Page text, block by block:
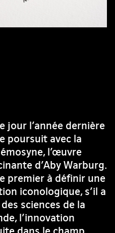
jour l’année dernière
poursuit avec la
l’œuvre
d’Aby Warburg.
premier à définir une
iconologique, s’il a
sciences de la
l’innovation